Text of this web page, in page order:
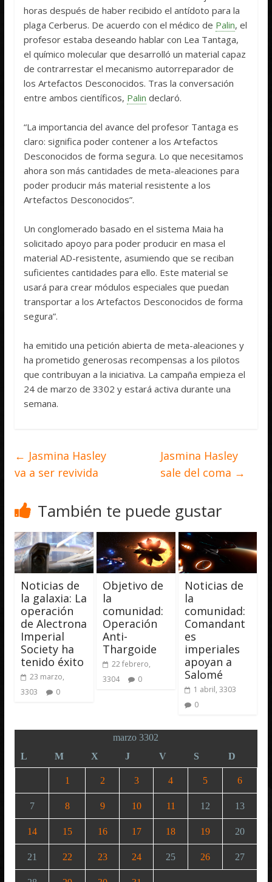
horas después de haber recibido el antídoto para la
plaga Cerberus. De acuerdo con el médico de Palin, el
profesor estaba deseando hablar con Lea Tantaga,
el químico molecular que desarrolló un material capaz
de contrarrestar el mecanismo autorreparador de
los Artefactos Desconocidos. Tras la conversación
entre ambos científicos, Palin declaró.
“La importancia del avance del profesor Tantaga es
claro: significa poder contener a los Artefactos
Desconocidos de forma segura. Lo que necesitamos
ahora son más cantidades de meta-aleaciones para
poder producir más material resistente a los
Artefactos Desconocidos”.
Un conglomerado basado en el sistema Maia ha
solicitado apoyo para poder producir en masa el
material AD-resistente, asumiendo que se reciban
suficientes cantidades para ello. Este material se
usará para crear módulos especiales que puedan
transportar a los Artefactos Desconocidos de forma
segura”.
ha emitido una petición abierta de meta-aleaciones y
ha prometido generosas recompensas a los pilotos
que contribuyan a la iniciativa. La campaña empieza el
24 de marzo de 3302 y estará activa durante una
semana.
← Jasmina Hasley
va a ser revivida
Jasmina Hasley
sale del coma →
También te puede gustar
Noticias de
la galaxia: La
operación
de Alectrona
Imperial
Society ha
tenido éxito
23 marzo,
3303
0
Objetivo de
la
comunidad:
Operación
Anti-
Thargoide
22 febrero,
3304
0
Noticias de
la
comunidad:
Comandant
es
imperiales
apoyan a
Salomé
1 abril, 3303
0
marzo 3302
L
M X J V S D
1 2 3 4 5 6
7 8 9 10 11 12 13
14 15 16 17 18 19 20
21 22 23 24 25 26 27